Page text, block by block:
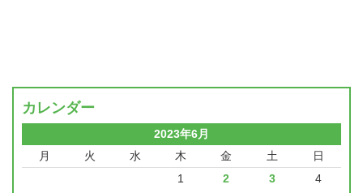
カレンダー
2023年6月
月
火 水 木 金 土 日
1 2 3
4